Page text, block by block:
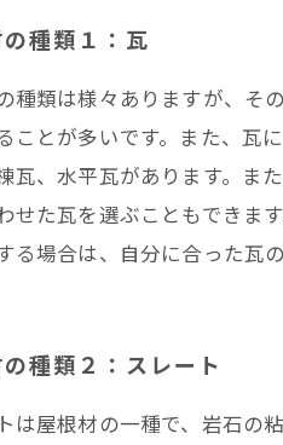
種類１：瓦
種類は様々ありますが、そ
ことが多いです。また、瓦
瓦、水平瓦があります。ま
せた瓦を選ぶこともできま
る場合は、自分に合った瓦
種類２：スレート
は屋根材の一種で、岩石の